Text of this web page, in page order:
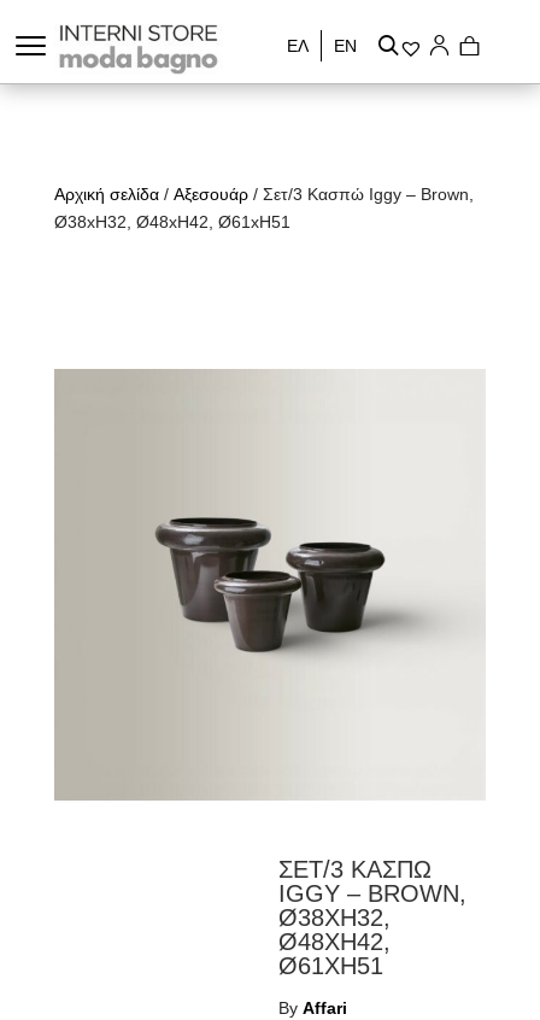
ΕΛ ΕΝ
Αρχική σελίδα/ Αξεσουάρ/ Σετ/3 Κασπώ Iggy – Brown,
Ø38xH32, Ø48xH42, Ø61xH51
ΣΕΤ/3 ΚΑΣΠΩ
IGGY – BROWN,
Ø38XH32,
Ø48XH42,
Ø61XH51
ByAffari